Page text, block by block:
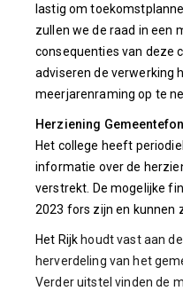
lastig om
zullen we de raad in een
consequenties van deze
adviseren de verwerking
meerjarenraming op te
Herziening
Het college heeft
informatie over de
verstrekt. De mogelijke
2023 fors zijn en kunnen
Het Rijk houdt vast aan
herverdeling van het
Verder uitstel vinden de